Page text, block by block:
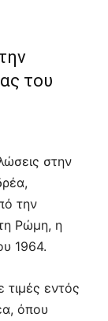
του
στην
την
Ρώμη, η
1964.
τιμές εντός
όπου